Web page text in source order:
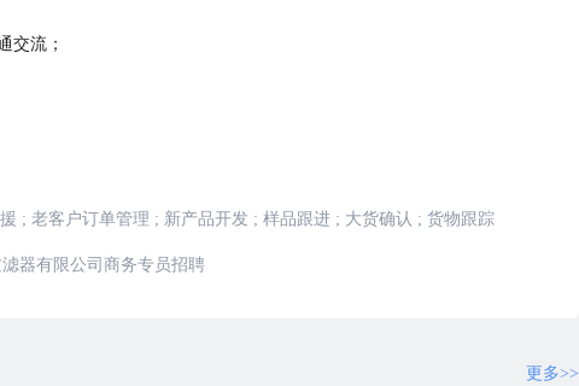
交流；
; 老客户订单管理 ; 新产品开发 ; 样品跟进 ; 大货确认 ; 货物跟踪
器有限公司商务专员招聘
更多>>